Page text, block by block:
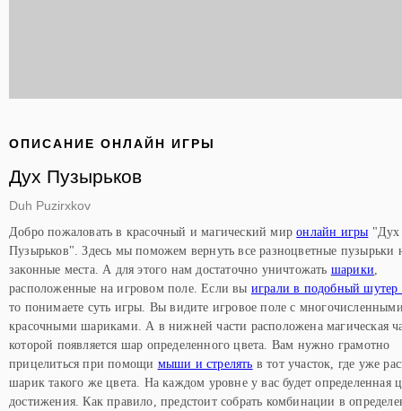
ОПИСАНИЕ ОНЛАЙН ИГРЫ
Дух Пузырьков
Duh Puzirxkov
Добро пожаловать в красочный и магический миронлайн игры "Дух
Пузырьков". Здесь мы поможем вернуть все разноцветные пузырьки
законные места. А для этого нам достаточно уничтожать шарики,
расположенные на игровом поле. Если вы играли в подобный шутер
то понимаете суть игры. Вы видите игровое поле с
красочными шариками. А в нижней части расположена магическая
которой появляется шар определенного цвета. Вам нужно грамотно
прицелиться при помощи мыши и стрелять в тот участок, где уже
шарик такого же цвета. На каждом уровне у вас будет определенная
достижения. Как правило, предстоит собрать комбинации в